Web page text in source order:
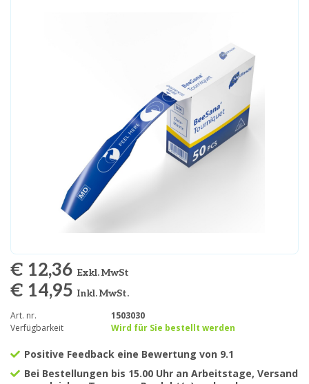
€ 12,36 Exkl. MwSt
€ 14,95 Inkl. MwSt.
Art. nr.
1503030
Verfügbarkeit
Wird für Sie bestellt werden
Positive Feedback eine Bewertung von 9.1
Bei Bestellungen bis 15.00 Uhr an Arbeitstage, Versand